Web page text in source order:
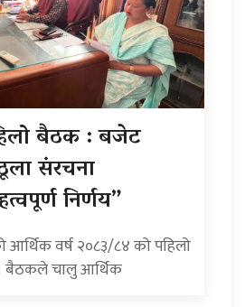
बैठक : बजेट
संरचना
निर्णय”
वर्ष २०८३/८४ को पहिलो
बैठकले चालु आर्थिक